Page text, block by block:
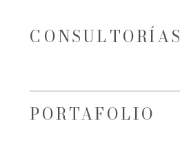
PORTAFOLIO
CONSULTORÍAS